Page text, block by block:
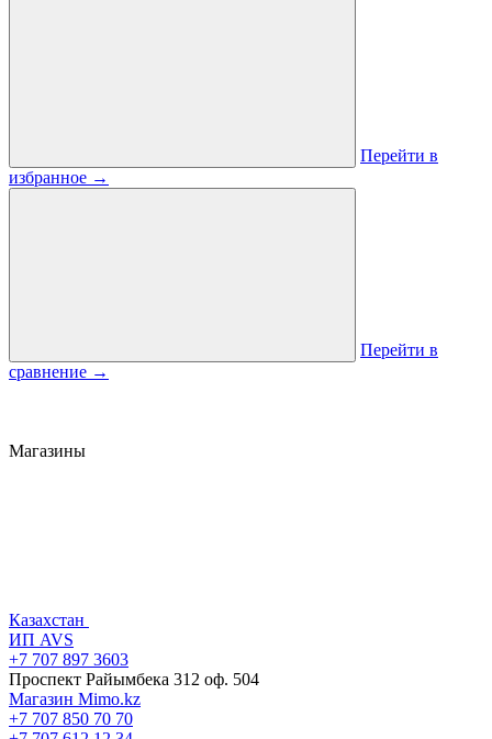
Перейти в
избранное →
Перейти в
сравнение →
Магазины
Казахстан
ИП AVS
+7 707 897 3603
Проспект Райымбека 312 оф. 504
Магазин Mimo.kz
+7 707 850 70 70